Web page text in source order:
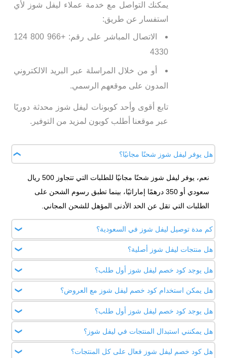
يمكنك التواصل مع خدمة عملاء ليفل شوز لأي
استفسار عن طريق:
الاتصال المباشر على رقم: +966 800 124
4330
أو من خلال المراسلة عبر البريد الالكتروني
المدون على موقعهم الرسمي.
تابع أقوى وأحد كوبونات ليفل شوز محدثة دوريًا
عبر موقعنا أطلب كوبون لمزيد من التوفير.
هل يوفر ليفل شوز شحنًا مجانيًا؟
نعم، يوفر ليفل شوز شحنًا مجانيًا للطلبات التي تتجاوز 500 ريال
سعودي أو 350 درهمًا إماراتيًا، بينما تطبق رسوم الشحن على
الطلبات التي تقل عن الحد الأدنى المؤهل للشحن المجاني.
كم مدة توصيل ليفل شوز في السعودية؟
تتراوح مدة التوصيل داخل السعودية عادة بين يوم إلى يومين عمل
لمعظم المدن، كما يوفر ليفل شوز خدمة التوصيل السريع خلال
ساعات محددة في بعض المناطق مثل الرياض وفق المنتجات
المؤهلة.
هل منتجات ليفل شوز أصلية؟
توفيرها من العلامات التجارية الرسمية والمعتمدة، ويضم المتجر
مئات الماركات العالمية في الأحذية والحقائب والإكسسوارات
الفاخرة.
هل يوجد كود خصم ليفل شوز أول طلب؟
AB29) للحصول على خصم إضافي على أول طلب من الموقع أو
التطبيق، حيث يعمل الكود على مختلف الفئات والمنتجات المؤهلة.
هل يمكن استخدام كود خصم ليفل شوز مع العروض؟
بقيمة 10%، على العديد من المنتجات المخفضة والعروض المتاحة،
مما يساعد على الحصول على توفير إضافي عند التسوق، مع
هل يوجد كود خصم ليفل شوز أول طلب؟
AB29) للحصول على خصم إضافي على أول طلب من الموقع أو
هل يمكنني استبدال المنتجات في ليفل شوز؟
لا، خدمة الاستبدال متوقفة في الوقت الحالي من قبل متجر ليفل
هل كود خصم ليفل شوز فعال على كل المنتجات؟